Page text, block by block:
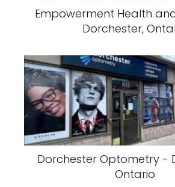
Empowerment Health
Dorchester,
Dorchester Optometry -
Ontario